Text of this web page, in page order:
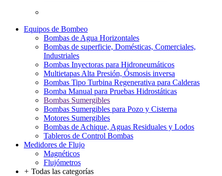
Equipos de Bombeo
Bombas de Agua Horizontales
Bombas de superficie, Domésticas, Comerciales,
Industriales
Bombas Inyectoras para Hidroneumáticos
Multietapas Alta Presión, Ósmosis inversa
Bombas Tipo Turbina Regenerativa para Calderas
Bomba Manual para Pruebas Hidrostáticas
Bombas Sumergibles
Bombas Sumergibles para Pozo y Cisterna
Motores Sumergibles
Bombas de Achique, Aguas Residuales y Lodos
Tableros de Control Bombas
Medidores de Flujo
Magnéticos
Flujómetros
+ Todas las categorías